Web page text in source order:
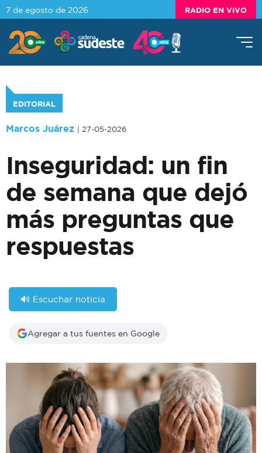
7 de agosto de 2026 RADIO EN VIVO
EDITORIAL
Marcos Juárez | 27-05-2026
Inseguridad: un fin
de semana que dejó
más preguntas que
respuestas
🔊 Escuchar noticia
Agregar a tus fuentes en Google